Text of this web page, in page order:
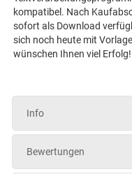
kompatibel. Nach
sofort als Download
sich noch heute mit
wünschen Ihnen viel Erfolg!
Info
Bewertungen